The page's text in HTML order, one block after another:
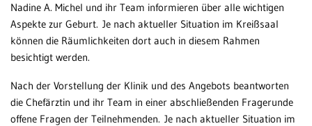
STANDORTE
Eberbach
Schwetzingen
Sinsheim
Weinheim
Nadine A. Michel und ihr Team informieren über alle wichtigen
Aspekte zur Geburt. Je nach aktueller Situation im Kreißsaal
können die Räumlichkeiten dort auch in diesem Rahmen
besichtigt werden.
Nach der Vorstellung der Klinik und des Angebots beantworten
die Chefärztin und ihr Team in einer abschließenden Fragerunde
offene Fragen der Teilnehmenden. Je nach aktueller Situation im